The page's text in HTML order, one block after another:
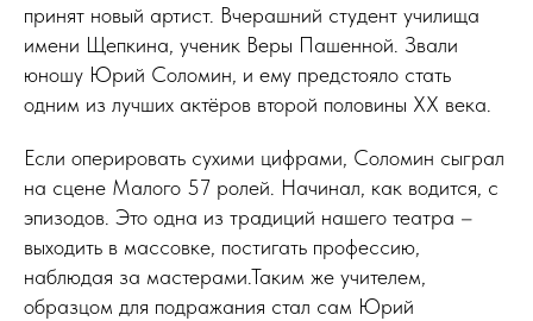
принят новый артист. Вчерашний студент училища
имени Щепкина, ученик Веры Пашенной. Звали
юношу Юрий Соломин, и ему предстояло стать
одним из лучших актёров второй половины XX века.
Если оперировать сухими цифрами, Соломин сыграл
на сцене Малого 57 ролей. Начинал, как водится, с
эпизодов. Это одна из традиций нашего театра –
выходить в массовке, постигать профессию,
наблюдая за мастерами.Таким же учителем,
образцом для подражания стал сам Юрий